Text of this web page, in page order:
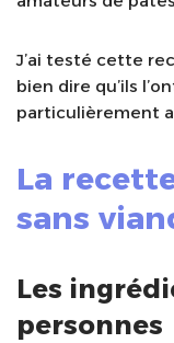
J’ai testé cette
bien dire qu’ils
particulièrement
La
sans
Les
personnes